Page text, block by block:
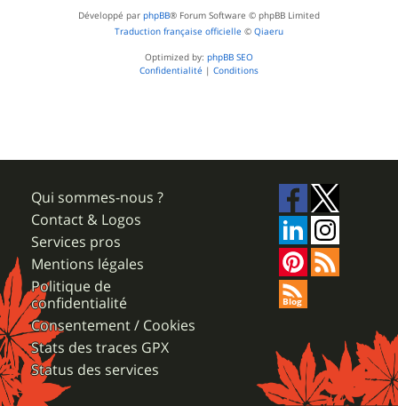
Développé par phpBB® Forum Software © phpBB Limited
Traduction française officielle © Qiaeru
Optimized by: phpBB SEO
Confidentialité | Conditions
Qui sommes-nous ?
Contact & Logos
Services pros
Mentions légales
Politique de
confidentialité
Consentement / Cookies
Stats des traces GPX
Status des services